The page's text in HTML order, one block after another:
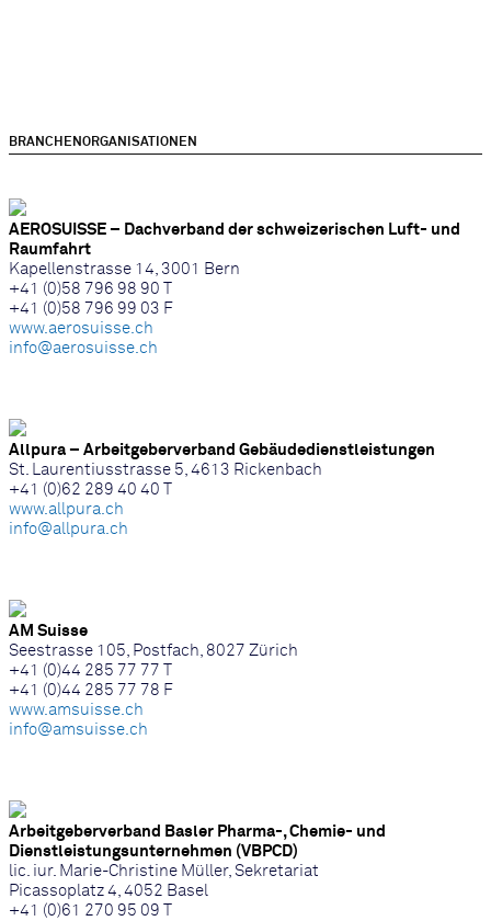
BRANCHENORGANISATIONEN
AEROSUISSE – Dachverband der schweizerischen Luft- und
Raumfahrt
Kapellenstrasse 14, 3001 Bern
+41 (0)58 796 98 90 T
+41 (0)58 796 99 03 F
www.aerosuisse.ch
info@aerosuisse.ch
Allpura – Arbeitgeberverband Gebäudedienstleistungen
St. Laurentiusstrasse 5, 4613 Rickenbach
+41 (0)62 289 40 40 T
www.allpura.ch
info@allpura.ch
AM Suisse
Seestrasse 105, Postfach, 8027 Zürich
+41 (0)44 285 77 77 T
+41 (0)44 285 77 78 F
www.amsuisse.ch
info@amsuisse.ch
Arbeitgeberverband Basler Pharma-, Chemie- und
Dienstleistungsunternehmen (VBPCD)
lic. iur. Marie-Christine Müller, Sekretariat
Picassoplatz 4, 4052 Basel
+41 (0)61 270 95 09 T